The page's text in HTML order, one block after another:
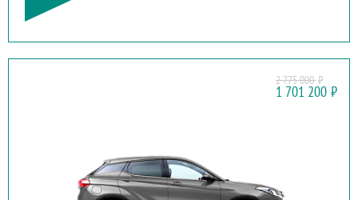
2 775 000₽
1 701 200 ₽